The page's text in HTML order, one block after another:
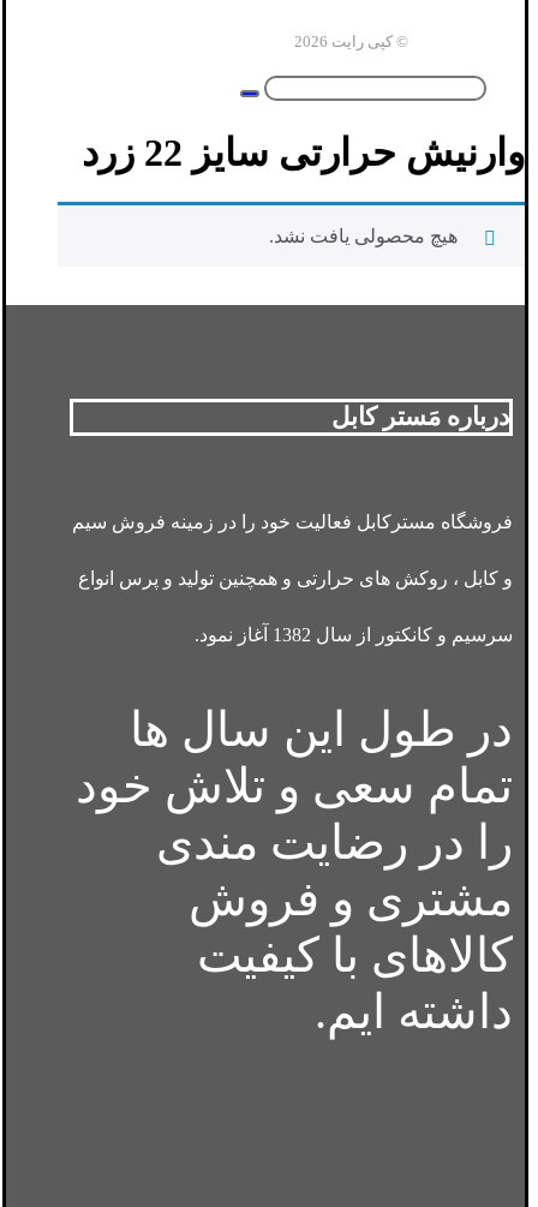
© کپی رایت 2026
وارنیش حرارتی سایز 22 زرد
هیچ محصولی یافت نشد.
درباره مَستر کابل
فروشگاه مسترکابل فعالیت خود را در زمینه فروش سیم
و کابل ، روکش های حرارتی و همچنین تولید و پرس انواع
سرسیم و کانکتور از سال 1382 آغاز نمود.
در طول این سال ها
تمام سعی و تلاش خود
را در رضایت مندی
مشتری و فروش
کالاهای با کیفیت
داشته ایم.